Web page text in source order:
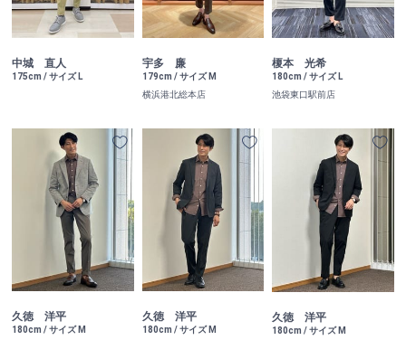
中城 直人
175cm / サイズ L
宇多 廉
179cm / サイズ M
横浜港北総本店
榎本 光希
180cm / サイズ L
池袋東口駅前店
久徳 洋平
180cm / サイズ M
久徳 洋平
180cm / サイズ M
久徳 洋平
180cm / サイズ M